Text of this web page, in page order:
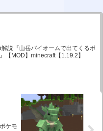
説『山岳バイオームで出てくるポ
【MOD】minecraft【1.19.2】
ケモ